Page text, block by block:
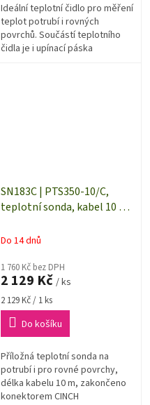
Ideální teplotní čidlo pro měření
teplot potrubí i rovných
povrchů. Součástí teplotního
čidla je i upínací páska
SN183C | PTS350-10/C,
teplotní sonda, kabel 10 m,
Do 14 dnů
1 760 Kč bez DPH
2 129 Kč / ks
Měrná
cena:
2 129 Kč / 1 ks
Do košíku
Příložná teplotní sonda na
potrubí i pro rovné povrchy,
délka kabelu 10 m, zakončeno
konektorem CINCH